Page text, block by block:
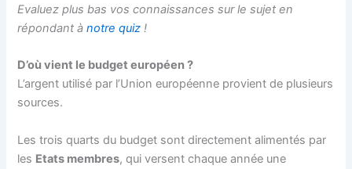
Evaluez plus bas vos connaissances sur le sujet en
répondant ànotre quiz!
D’où vient le budget européen ?
L’argent utilisé par l’Union européenne provient de plusieurs
sources.
Les trois quarts du budget sont directement alimentés par
les Etats membres, qui versent chaque année une